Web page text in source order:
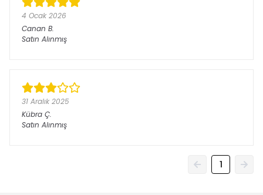
4 Ocak 2026
Canan B.
Satın Alınmış
31 Aralık 2025
Kübra Ç.
Satın Alınmış
1